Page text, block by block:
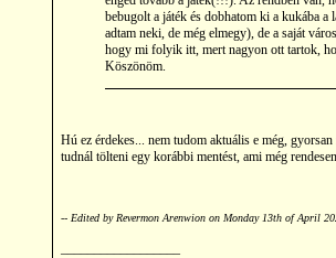
bebugolt a játék és dobhatom ki a kukába a
adtam neki, de még elmegy), de a saját
hogy mi folyik itt, mert nagyon ott tartok,
Köszönöm.
Hú ez érdekes... nem tudom aktuális e még,
tudnál tölteni egy korábbi mentést, ami még
-- Edited by Revermon Arenwion on Monday 13th of April